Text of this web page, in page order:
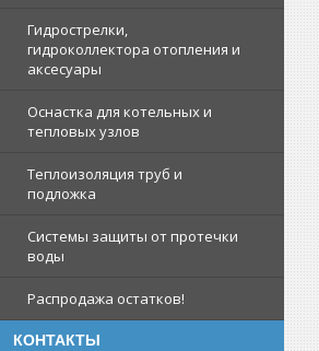
Гидрострелки,
гидроколлектора отопления и
аксесуары
Оснастка для котельных и
тепловых узлов
Теплоизоляция труб и
подложка
Системы защиты от протечки
воды
Распродажа остатков!
КОНТАКТЫ